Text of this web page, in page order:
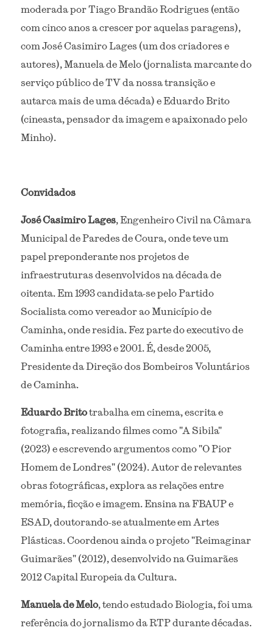
moderada por Tiago Brandão Rodrigues (então
com cinco anos a crescer por aquelas paragens),
com José Casimiro Lages (um dos criadores e
autores), Manuela de Melo (jornalista marcante do
serviço público de TV da nossa transição e
autarca mais de uma década) e Eduardo Brito
(cineasta, pensador da imagem e apaixonado pelo
Minho).
Convidados
José Casimiro Lages, Engenheiro Civil na Câmara
Municipal de Paredes de Coura, onde teve um
papel preponderante nos projetos de
infraestruturas desenvolvidos na década de
oitenta. Em 1993 candidata-se pelo Partido
Socialista como vereador ao Município de
Caminha, onde residia. Fez parte do executivo de
Caminha entre 1993 e 2001. É, desde 2005,
Presidente da Direção dos Bombeiros Voluntários
de Caminha.
Eduardo Brito trabalha em cinema, escrita e
fotografia, realizando filmes como "A Sibila"
(2023) e escrevendo argumentos como "O Pior
Homem de Londres" (2024). Autor de relevantes
obras fotográficas, explora as relações entre
memória, ficção e imagem. Ensina na FBAUP e
ESAD, doutorando-se atualmente em Artes
Plásticas. Coordenou ainda o projeto "Reimaginar
Guimarães" (2012), desenvolvido na Guimarães
2012 Capital Europeia da Cultura.
Manuela de Melo, tendo estudado Biologia, foi uma
referência do jornalismo da RTP durante décadas.